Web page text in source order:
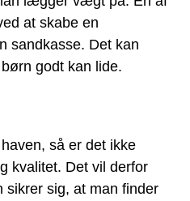
at skabe en
sandkasse. Det kan
godt kan lide.
så er det ikke
kvalitet. Det vil derfor
sig, at man finder